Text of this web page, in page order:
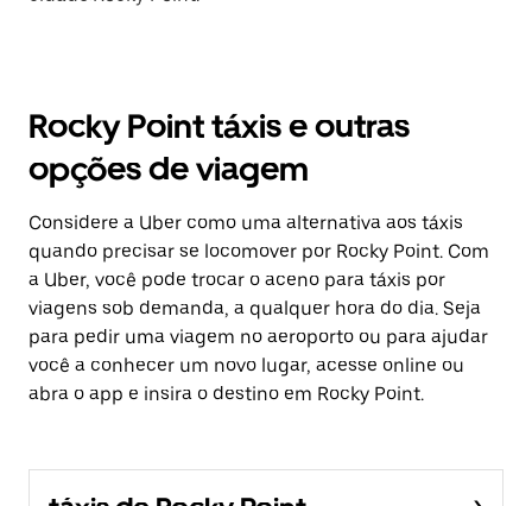
Rocky Point táxis e outras
opções de viagem
Considere a Uber como uma alternativa aos táxis
quando precisar se locomover por Rocky Point. Com
a Uber, você pode trocar o aceno para táxis por
viagens sob demanda, a qualquer hora do dia. Seja
para pedir uma viagem no aeroporto ou para ajudar
você a conhecer um novo lugar, acesse online ou
abra o app e insira o destino em Rocky Point.